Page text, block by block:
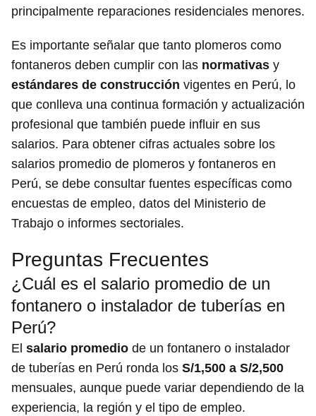
principalmente reparaciones residenciales menores.
Es importante señalar que tanto plomeros como
fontaneros deben cumplir con las normativas y
estándares de construcción vigentes en Perú, lo
que conlleva una continua formación y actualización
profesional que también puede influir en sus
salarios. Para obtener cifras actuales sobre los
salarios promedio de plomeros y fontaneros en
Perú, se debe consultar fuentes específicas como
encuestas de empleo, datos del Ministerio de
Trabajo o informes sectoriales.
Preguntas Frecuentes
¿Cuál es el salario promedio de un
fontanero o instalador de tuberías en
Perú?
El salario promedio de un fontanero o instalador
de tuberías en Perú ronda los S/1,500 a S/2,500
mensuales, aunque puede variar dependiendo de la
experiencia, la región y el tipo de empleo.